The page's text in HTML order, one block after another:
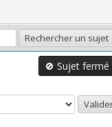
Sujet fermé